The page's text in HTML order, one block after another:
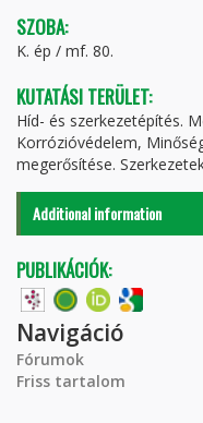
SZOBA:
K. ép / mf. 80.
KUTATÁSI TERÜLET:
Híd- és szerkezetépítés.
Korrózióvédelem,
megerősítése.
Additional information
PUBLIKÁCIÓK:
Navigáció
Fórumok
Friss tartalom